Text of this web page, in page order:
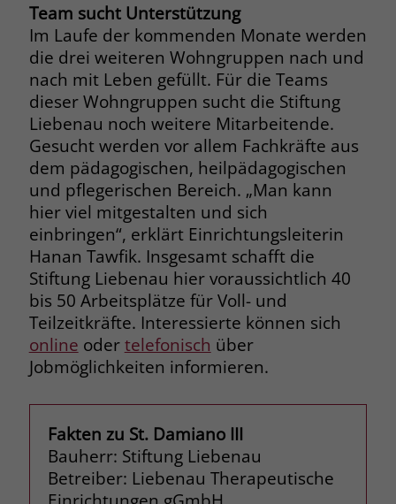
Team sucht Unterstützung
Im Laufe der kommenden Monate werden
die drei weiteren Wohngruppen nach und
nach mit Leben gefüllt. Für die Teams
dieser Wohngruppen sucht die Stiftung
Liebenau noch weitere Mitarbeitende.
Gesucht werden vor allem Fachkräfte aus
dem pädagogischen, heilpädagogischen
und pflegerischen Bereich. „Man kann
hier viel mitgestalten und sich
einbringen“, erklärt Einrichtungsleiterin
Hanan Tawfik. Insgesamt schafft die
Stiftung Liebenau hier voraussichtlich 40
bis 50 Arbeitsplätze für Voll- und
Teilzeitkräfte. Interessierte können sich
online oder telefonisch über
Jobmöglichkeiten informieren.
Fakten zu St. Damiano III
Bauherr: Stiftung Liebenau
Betreiber: Liebenau Therapeutische
Facebook. Facebook kann dann die
gesammelten Daten nutzen, um den
Nutzer besser zu verstehen und
bessere, relevantere Werbung zu
zeigen. Das _fbp-Cookie sammelt keine
persönlich identifizierbaren
Informationen und wird von Facebook
nur platziert, um Daten an das
Unternehmen zurückzusenden.